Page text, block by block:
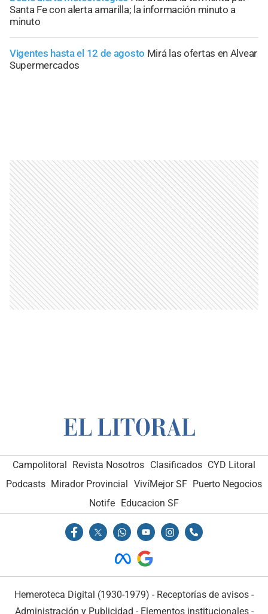
Santa Fe con alerta amarilla; la información minuto a
minuto
Vigentes hasta el 12 de agosto Mirá las ofertas en Alvear
Supermercados
Campolitoral Revista Nosotros Clasificados CYD Litoral
Podcasts Mirador Provincial VivíMejor SF Puerto Negocios
Notife Educacion SF
Hemeroteca Digital (1930-1979) - Receptorías de avisos -
Administración y Publicidad - Elementos institucionales-